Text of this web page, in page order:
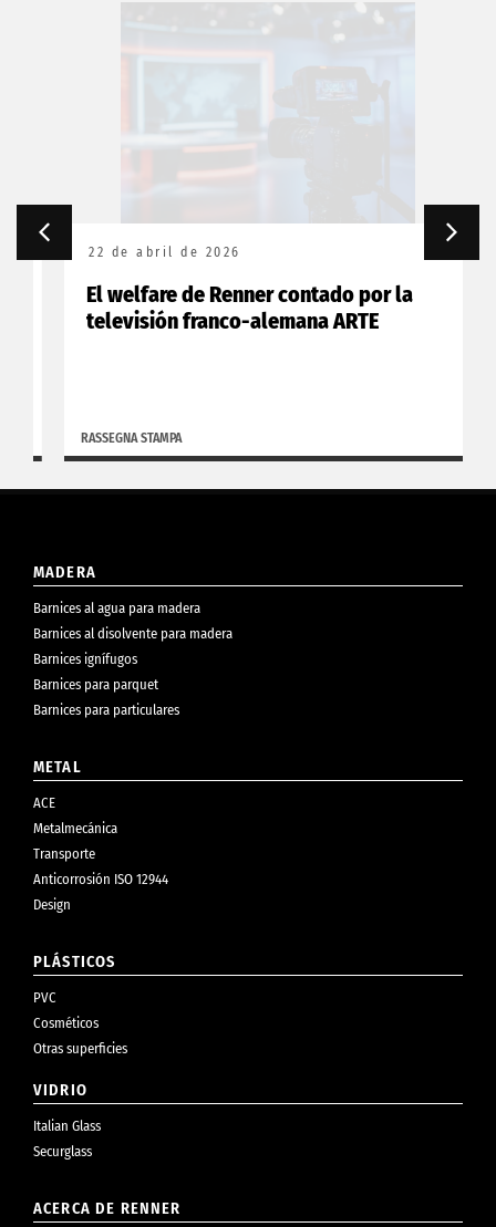
22 de abril de 2026
El welfare de Renner contado por la
televisión franco-alemana ARTE
RASSEGNA STAMPA
MADERA
Barnices al agua para madera
Barnices al disolvente para madera
Barnices ignífugos
Barnices para parquet
Barnices para particulares
METAL
ACE
Metalmecánica
Transporte
Anticorrosión ISO 12944
Design
PLÁSTICOS
PVC
Cosméticos
Otras superficies
VIDRIO
Italian Glass
Securglass
ACERCA DE RENNER